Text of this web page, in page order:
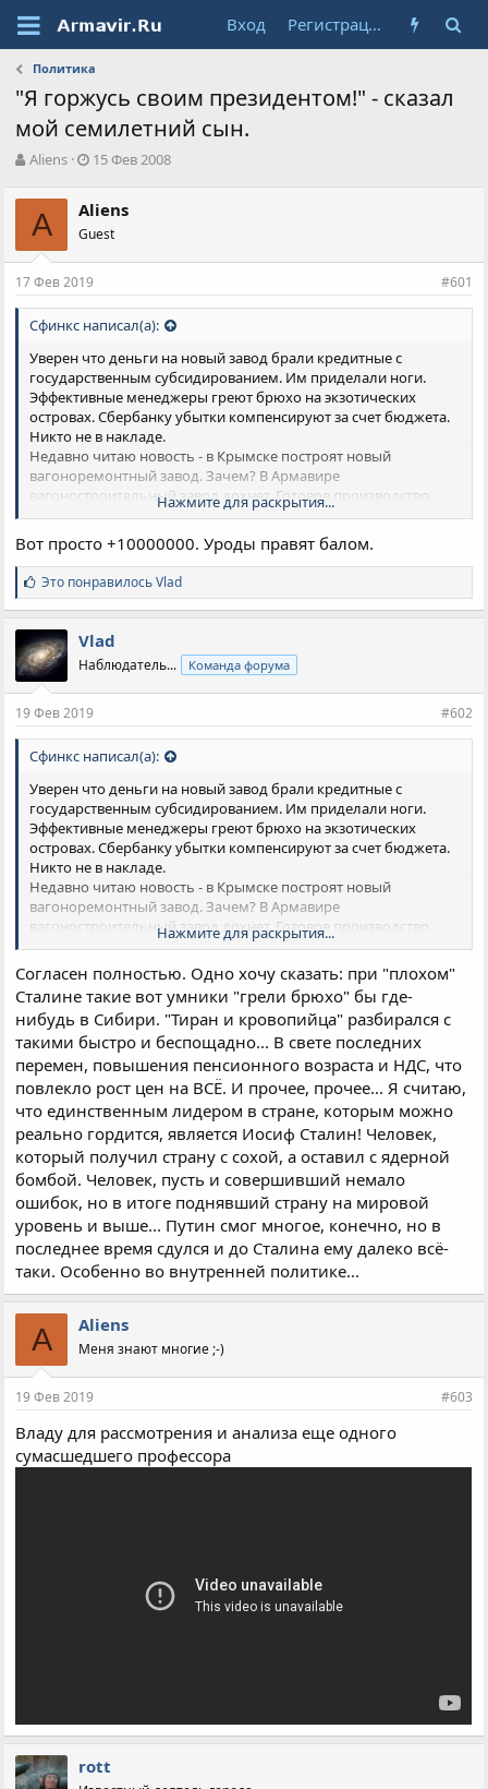
Вход Регистрация
Политика
"Я горжусь своим президентом!" - сказал
мой семилетний сын.
А
т
р
т
е
ы
Aliens
Д
а
н
ч
л
а
15 Фев 2008
A Aliens
Guest
17 Фев 2019 #601
Сфинкс написал(а):
Уверен что деньги на новый завод брали кредитные с
государственным субсидированием. Им приделали ноги.
Эффективные менеджеры греют брюхо на экзотических
островах. Сбербанку убытки компенсируют за счет бюджета.
Никто не в накладе.
Недавно читаю новость - в Крымске построят новый
вагоноремонтный завод. Зачем? В Армавире
вагоностроительный завод дохнет. Готовое производство,
оборудование, кадры. Нет. нужно строитель новый завод.
Кредиты, субсидии, субвенции - разгул. Поэтому и живем в
жопе.
Нажмите для раскрытия...
Вот просто +10000000. Уроды правят балом.
С
и
м
п
а
т
и
:
Это понравилосьVlad
Vlad
Наблюдатель... Команда форума
19 Фев 2019 #602
Сфинкс написал(а):
Уверен что деньги на новый завод брали кредитные с
государственным субсидированием. Им приделали ноги.
Эффективные менеджеры греют брюхо на экзотических
островах. Сбербанку убытки компенсируют за счет бюджета.
Никто не в накладе.
Недавно читаю новость - в Крымске построят новый
вагоноремонтный завод. Зачем? В Армавире
вагоностроительный завод дохнет. Готовое производство,
оборудование, кадры. Нет. нужно строитель новый завод.
Кредиты, субсидии, субвенции - разгул. Поэтому и живем в
жопе.
Нажмите для раскрытия...
Согласен полностью. Одно хочу сказать: при "плохом"
Сталине такие вот умники "грели брюхо" бы где-
нибудь в Сибири. "Тиран и кровопийца" разбирался с
такими быстро и беспощадно... В свете последних
перемен, повышения пенсионного возраста и НДС, что
повлекло рост цен на ВСЁ. И прочее, прочее... Я считаю,
что единственным лидером в стране, которым можно
реально гордится, является Иосиф Сталин! Человек,
который получил страну с сохой, а оставил с ядерной
бомбой. Человек, пусть и совершивший немало
ошибок, но в итоге поднявший страну на мировой
уровень и выше... Путин смог многое, конечно, но в
последнее время сдулся и до Сталина ему далеко всё-
таки. Особенно во внутренней политике...
A Aliens
Меня знают многие ;-)
19 Фев 2019 #603
Владу для рассмотрения и анализа еще одного
сумасшедшего профессора
rott